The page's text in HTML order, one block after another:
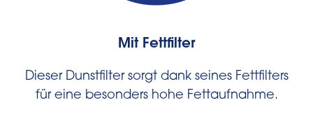
Mit Fettfilter
Dieser Dunstfilter sorgt dank seines Fettfilters
für eine besonders hohe Fettaufnahme.